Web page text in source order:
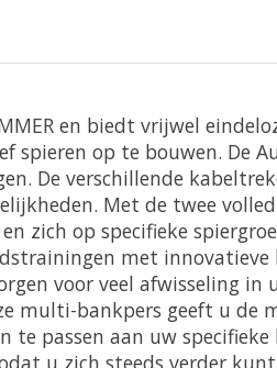
en biedt vrijwel
spieren op te bouwen. De
De verschillende
Met de twee
zich op specifieke
met
voor veel afwisseling
multi-bankpers geeft u de
passen aan uw